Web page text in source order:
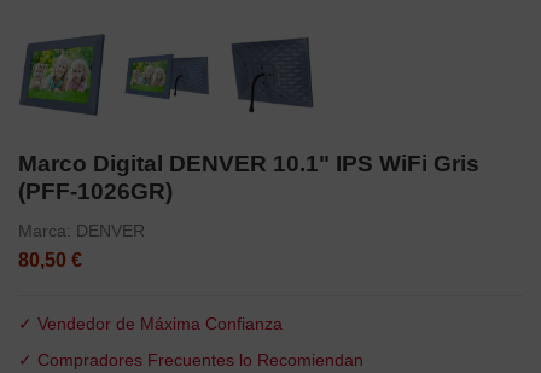
Marco Digital DENVER 10.1" IPS WiFi Gris
(PFF-1026GR)
Marca: DENVER
80,50 €
✓ Vendedor de Máxima Confianza
✓ Compradores Frecuentes lo Recomiendan